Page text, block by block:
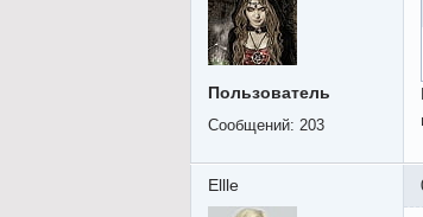
Пользователь
Сообщений: 203
Ellle